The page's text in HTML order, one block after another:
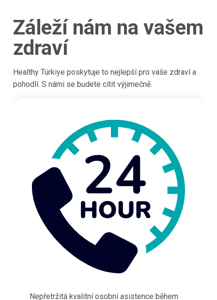
Záleží nám na vašem
zdraví
Healthy Türkiye poskytuje to nejlepší pro vaše zdraví a
pohodlí. S námi se budete cítit výjimečně.
Nepřetržitá kvalitní osobní asistence během